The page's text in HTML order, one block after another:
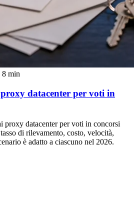
8 min
datacenter per voti in
proxy datacenter per voti in concorsi
di rilevamento, costo, velocità,
è adatto a ciascuno nel 2026.